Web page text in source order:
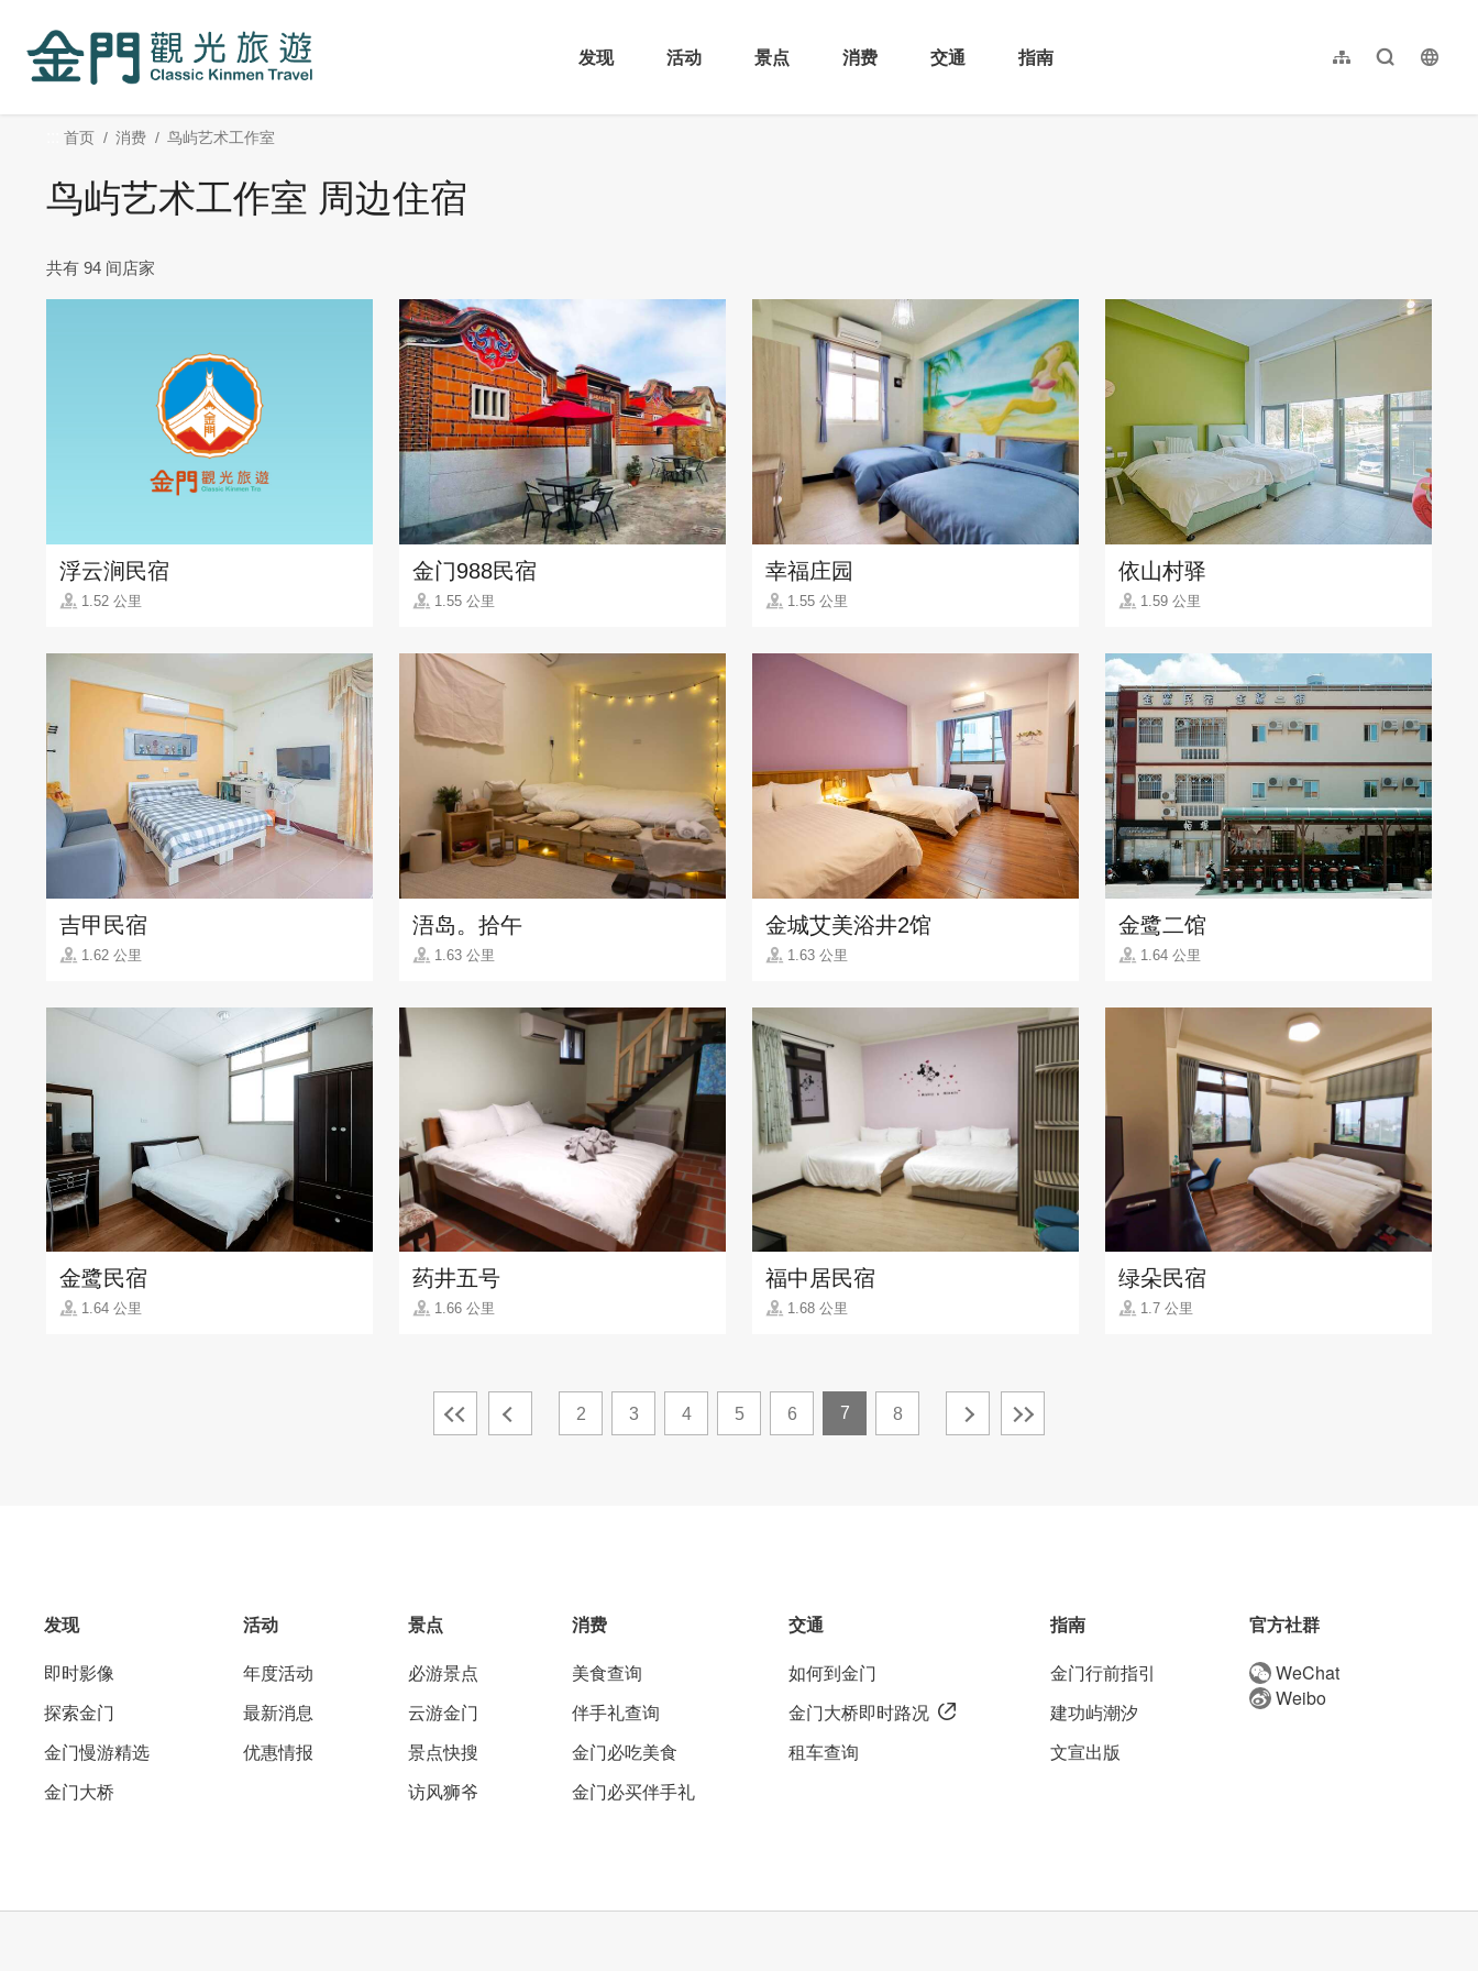
内
发现
活动 景点 消费 交通 指南 网站导览全文检索
繁體中文
首页 消费 鸟屿艺术工作室
鸟屿艺术工作室 周边住宿
共有 94 间店家
浮云涧民宿
1.52 公里
金门988民宿
1.55 公里
幸福庄园
1.55 公里
依山村驿
1.59 公里
吉甲民宿
1.62 公里
浯岛。拾午
1.63 公里
金城艾美浴井2馆
1.63 公里
金鹭二馆
1.64 公里
金鹭民宿
1.64 公里
药井五号
1.66 公里
福中居民宿
1.68 公里
绿朵民宿
1.7 公里
2 3 4 5 6 7 8
发现
即时影像
探索金门
金门慢游精选
金门大桥
活动
年度活动
最新消息
优惠情报
景点
必游景点
云游金门
景点快搜
访风狮爷
消费
美食查询
伴手礼查询
金门必吃美食
金门必买伴手礼
交通
如何到金门
金门大桥即时路况
租车查询
指南
金门行前指引
建功屿潮汐
文宣出版
官方社群
WeChat
Weibo